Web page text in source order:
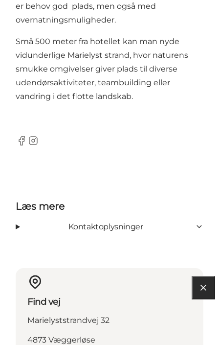
er behov god plads, men også med
overnatningsmuligheder.
Små 500 meter fra hotellet kan man nyde
vidunderlige Marielyst strand, hvor naturens
smukke omgivelser giver plads til diverse
udendørsaktiviteter, teambuilding eller
vandring i det flotte landskab.
Facebook
Instagram
Læs mere
Kontaktoplysninger
Find vej
Marielyststrandvej 32
4873 Væggerløse